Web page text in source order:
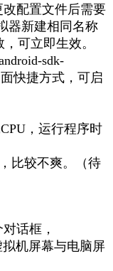
配置文件后需要
器新建相同名称
可立即生效。
sdk-
快捷方式，可启
，运行程序时
比较不爽。（待
话框，
拟机屏幕与电脑屏